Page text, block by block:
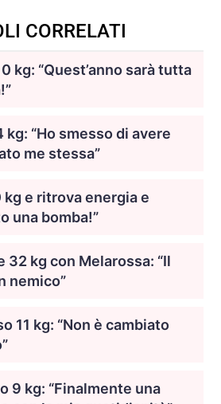
CORRELATI
kg: “Quest’anno sarà tutta
kg: “Ho smesso di avere
me stessa”
e ritrova energia e
una bomba!”
32 kg con Melarossa: “Il
nemico”
11 kg: “Non è cambiato
9 kg: “Finalmente una